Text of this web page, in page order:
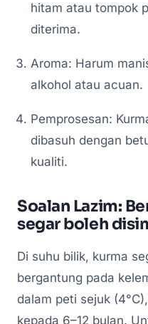
hitam atau tompok
diterima.
Aroma: Harum
alkohol atau acuan.
Pemprosesan:
dibasuh dengan
kualiti.
Soalan Lazim:
segar boleh
Di suhu bilik, kurma
bergantung pada
dalam peti sejuk
kepada 6–12 bulan.